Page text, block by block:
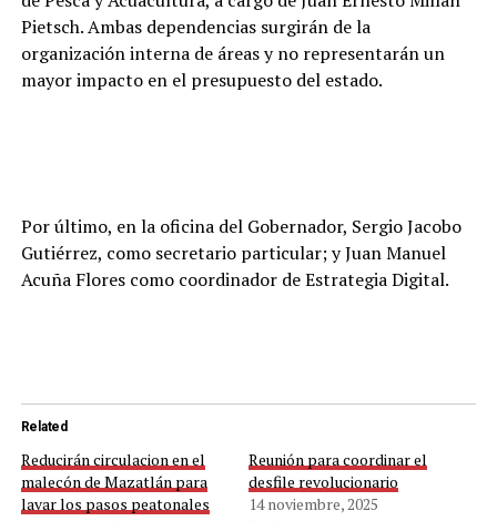
Pietsch. Ambas dependencias surgirán de la
organización interna de áreas y no representarán un
mayor impacto en el presupuesto del estado.
Por último, en la oficina del Gobernador, Sergio Jacobo
Gutiérrez, como secretario particular; y Juan Manuel
Acuña Flores como coordinador de Estrategia Digital.
Related
Reducirán circulacion en el
malecón de Mazatlán para
lavar los pasos peatonales
Reunión para coordinar el
desfile revolucionario
14 noviembre, 2025